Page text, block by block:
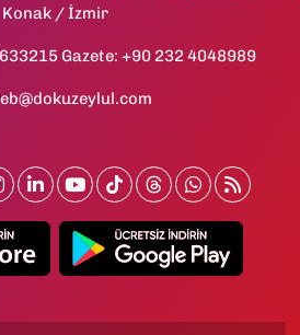
Konak / İzmir
Gazete: +90 232 4048989